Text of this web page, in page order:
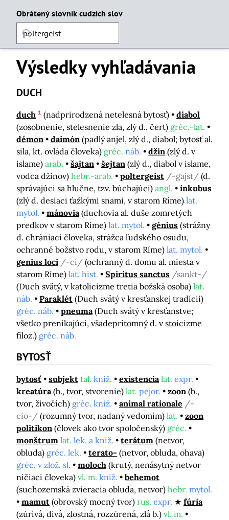
Obrátený slovník cudzích slov
Výsledky vyhľadávania
DUCH
duch 1 (nadprirodzená netelesná bytosť)
diabol
(zosobnenie, stelesnenie zla, zlý d., čert) gréc.-lat.
démon
daimón (padlý anjel, zlý d., diabol; bytosť al.
sila, kt. ovláda človeka) gréc. náb. džin (zlý d. v
islame) arab. šajtan šejtan (zlý d., diabol v islame,
vodca džinov) hebr.-arab. poltergeist /-gajst/ (d.
správajúci sa hlučne, tzv. búchajúci) angl.
inkubus
(zlý d. desiaci ťažkými snami, v starom Ríme) lat.
mytol.
mánovia (duchovia al. duše zomretých
predkov v starom Ríme) lat. mytol. génius (strážny
d. chrániaci človeka, strážca ľudského osudu,
ochranné božstvo rodu, v starom Ríme) lat. mytol.
genius loci /-cí/ (ochranný d. domu al. miesta v
starom Ríme) lat. hist. Spiritus sanctus /sankt-/
(Duch svätý, v katolicizme tretia božská osoba) lat.
náb.
Paraklét (Duch svätý v kresťanskej tradícii)
gréc. náb.
pneuma (Duch svätý v kresťanstve;
všetko prenikajúci, všadeprítomný d. v stoicizme
filoz.) gréc. náb.
BYTOSŤ
bytosť subjekt tal. kniž. existencia lat. expr.
kreatúra (b., tvor, stvorenie) lat. pejor. zoon (b.,
tvor, živočích) gréc. kniž. animal rationale /-
cio-/ (rozumný tvor, nadaný vedomím) lat.
zoon
politikon (človek ako tvor spoločenský) gréc.
monštrum lat. lek. a kniž. terátum (netvor,
obluda) gréc. lek. terato- (netvor, obluda, ohava)
gréc. v zlož. sl.
moloch (krutý, nenásytný netvor
ničiaci človeka) vl. m. kniž.
behemot
(suchozemská zvieracia obluda, netvor) hebr. mytol.
mamut (obrovský mocný tvor) rus. expr.
fúria
(zúrivá, divá, zlostná, rozzúrená, zlá b.) vl. m.